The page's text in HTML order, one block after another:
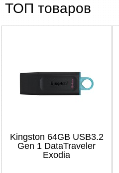
ТОП товаров
Kingston 64GB USB3.2
Gen 1 DataTraveler
Exodia